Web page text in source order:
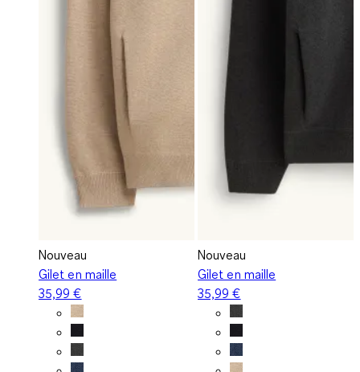
Nouveau
Gilet en maille
35,99 €
Nouveau
Gilet en maille
35,99 €